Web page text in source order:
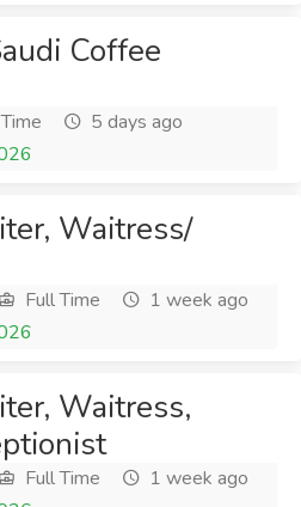
Coffee
5 days ago
Waitress/
Full Time
1 week ago
Waitress,
Full Time
1 week ago